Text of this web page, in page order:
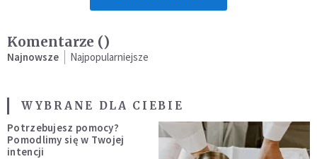
Komentarze ()
Najnowsze Najpopularniejsze
WYBRANE DLA CIEBIE
Potrzebujesz pomocy?
Pomodlimy się w Twojej
intencji